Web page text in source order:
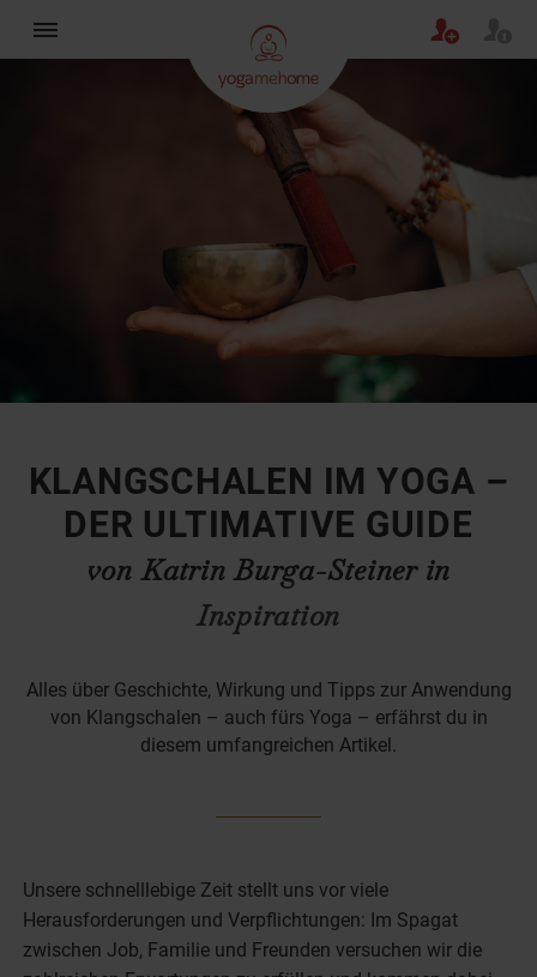
KLANGSCHALEN IM YOGA –
DER ULTIMATIVE GUIDE
von Katrin Burga-Steiner in
Inspiration
Alles über Geschichte, Wirkung und Tipps zur Anwendung
von Klangschalen – auch fürs Yoga – erfährst du in
diesem umfangreichen Artikel.
Unsere schnelllebige Zeit stellt uns vor viele
Herausforderungen und Verpflichtungen: Im Spagat
zwischen Job, Familie und Freunden versuchen wir die
×